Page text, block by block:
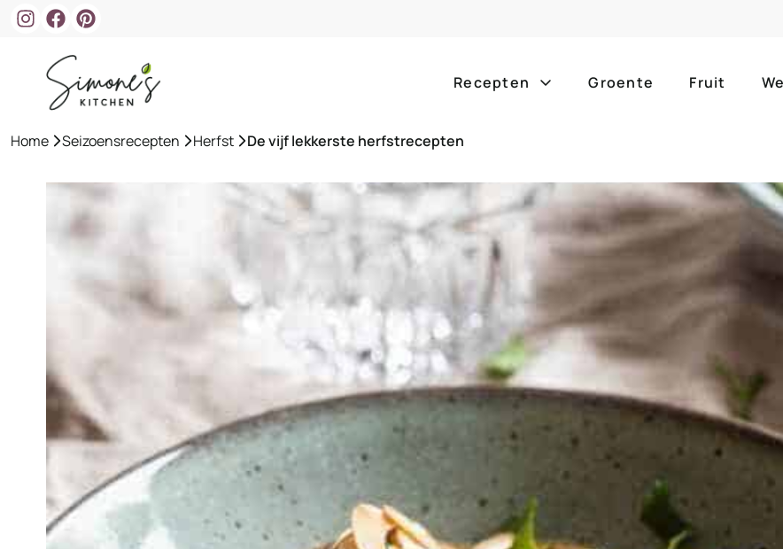
Recepten
ontbijt bijgerechten
hoofdgerechten
borrelhapjes desserts
voorgerechten drankjes
alle
slow
Groente Fruit
Home »Seizoensrecepten »Herfst »De vijf lekkerste herfstrecepten